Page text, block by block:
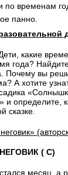
по временам
панно.
какие
года?
Почему вы
А хотите
и определите,
сказке.
( С)
месяц, а